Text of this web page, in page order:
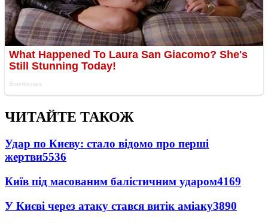
ЧИТАЙТЕ ТАКОЖ
Удар по Києву: стало відомо про перші
жертви5536
Київ під масованим балістичним ударом4169
У Києві через атаку стався витік аміаку3890